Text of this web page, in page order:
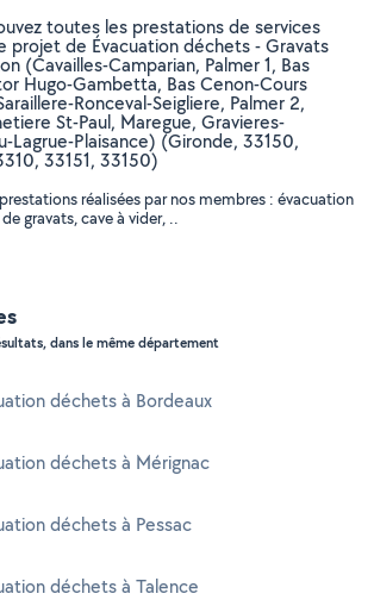
toutes les prestations de services
projet de Évacuation déchets - Gravats
(Cavailles-Camparian, Palmer 1, Bas
Hugo-Gambetta, Bas Cenon-Cours
Ronceval-Seigliere, Palmer 2,
St-Paul, Maregue, Gravieres-
Lagrue-Plaisance) (Gironde, 33150,
33151, 33150)
réalisées par nos membres : évacuation
gravats, cave à vider, ..
dans le même département
déchets à Bordeaux
déchets à Mérignac
déchets à Pessac
déchets à Talence